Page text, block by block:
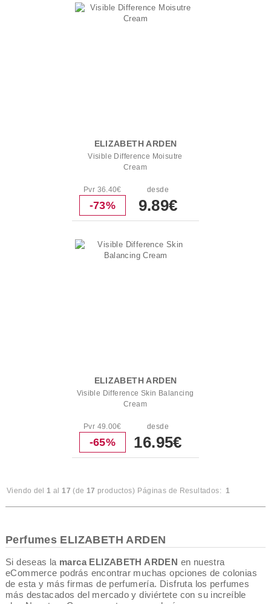
ELIZABETH ARDEN
Visible Difference Moisutre
Cream
Pvr 36.40€
-73%
desde
9.89€
ELIZABETH ARDEN
Visible Difference Skin Balancing
Cream
Pvr 49.00€
-65%
desde
16.95€
Viendo del1 al17 (de 17 productos) Páginas de Resultados: 1
Perfumes ELIZABETH ARDEN
Si deseas la marca ELIZABETH ARDEN en nuestra
eCommerce podrás encontrar muchas opciones de colonias
de esta y más firmas de perfumería. Disfruta los perfumes
más destacados del mercado y diviértete con su increíble